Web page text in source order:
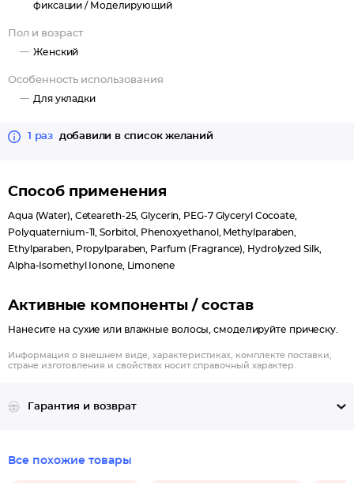
фиксации / Моделирующий
Пол и возраст
Женский
Особенность использования
Для укладки
1 раз добавили в список желаний
Способ применения
Aqua (Water), Ceteareth-25, Glycerin, PEG-7 Glyceryl Cocoate,
Polyquaternium-11, Sorbitol, Phenoxyethanol, Methylparaben,
Ethylparaben, Propylparaben, Parfum (Fragrance), Hydrolyzed Silk,
Alpha-Isomethyl Ionone, Limonene
Активные компоненты / состав
Нанесите на сухие или влажные волосы, смоделируйте прическу.
Информация о внешнем виде, характеристиках, комплекте поставки,
стране изготовления и свойствах носит справочный характер.
Гарантия и возврат
Все похожие товары